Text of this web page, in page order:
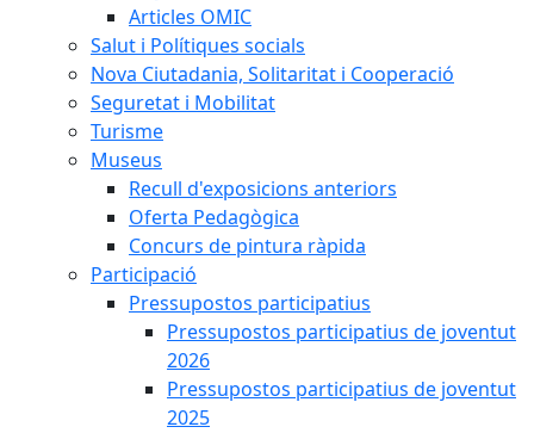
Articles OMIC
Salut i Polítiques socials
Nova Ciutadania, Solitaritat i Cooperació
Seguretat i Mobilitat
Turisme
Museus
Recull d'exposicions anteriors
Oferta Pedagògica
Concurs de pintura ràpida
Participació
Pressupostos participatius
Pressupostos participatius de joventut
2026
Pressupostos participatius de joventut
2025